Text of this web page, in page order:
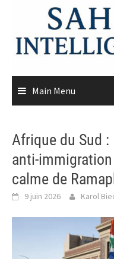
content
Main Menu
Afrique du Sud
anti-immigration
calme de
9 juin 2026 Karol